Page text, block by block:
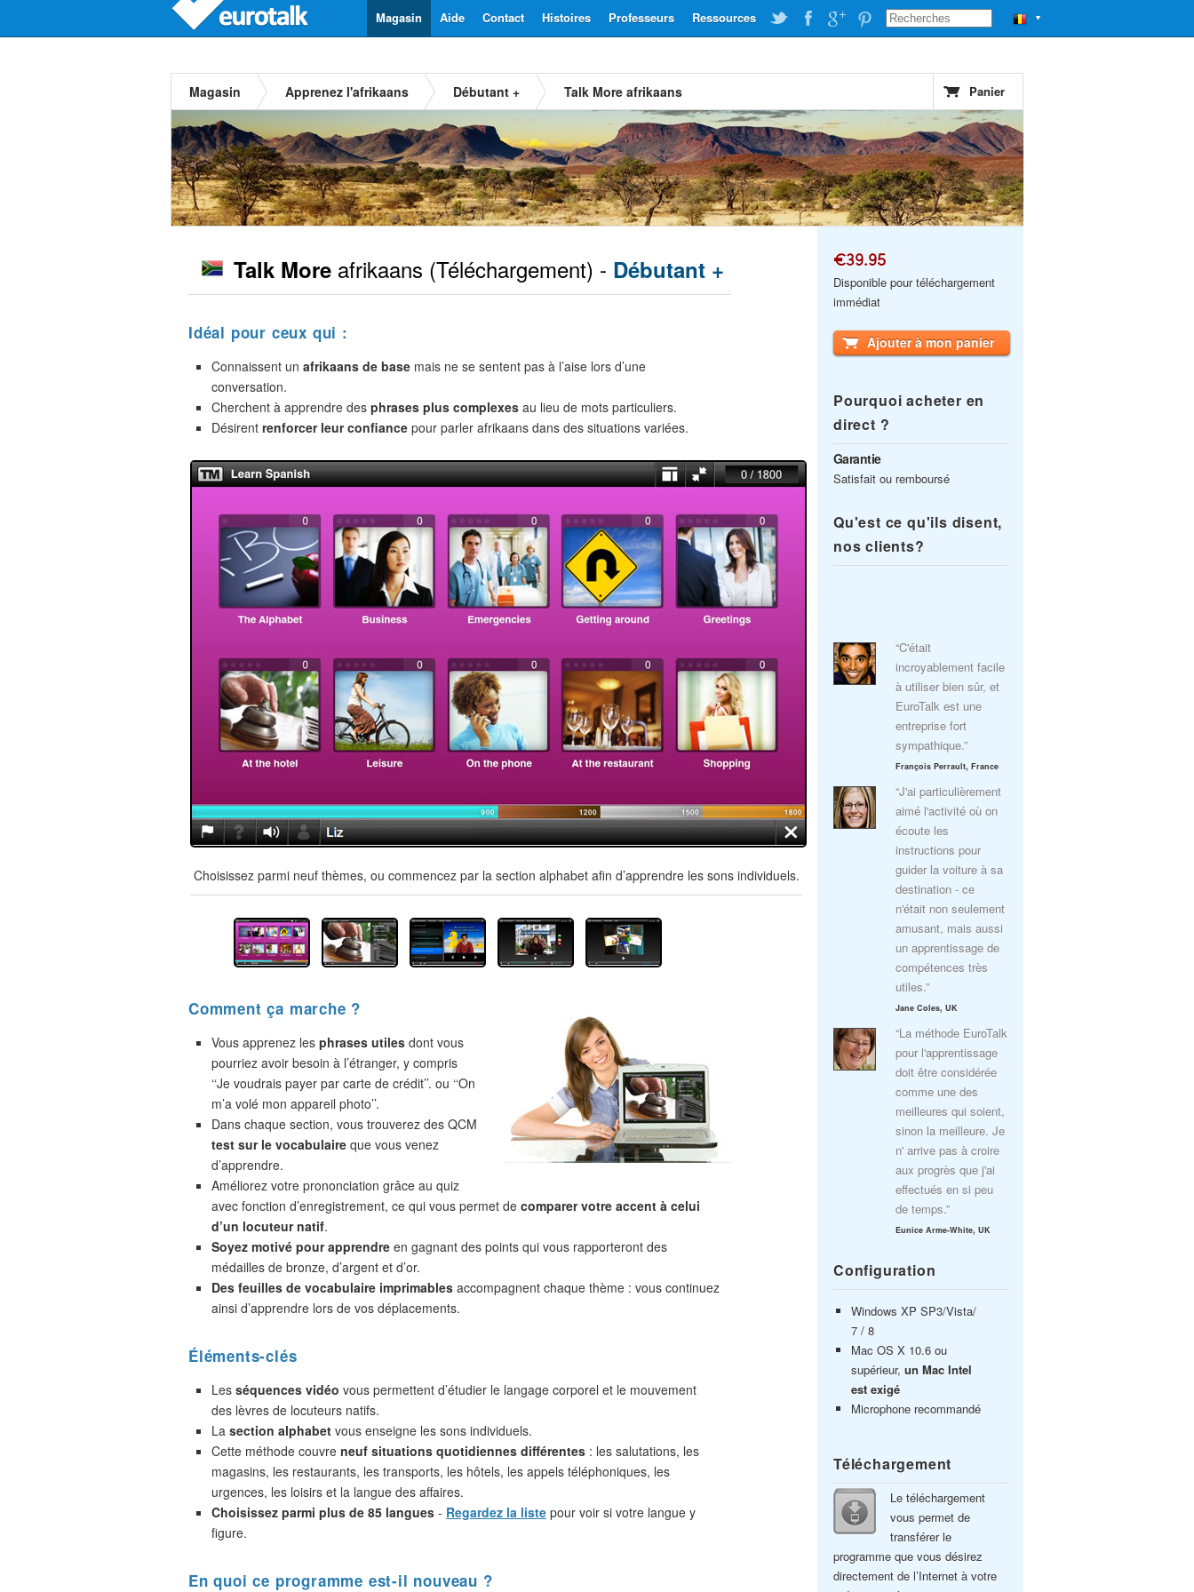
▼
Ressources
Professeurs
Histoires
Contact
Aide
Magasin
Magasin Apprenez l'afrikaans Débutant + Talk More afrikaans Panier
Talk More afrikaans (Téléchargement) - Débutant +
Idéal pour ceux qui :
Connaissent un afrikaans de base mais ne se sentent pas à l’aise lors d’une
conversation.
Cherchent à apprendre des phrases plus complexes au lieu de mots particuliers.
Désirent renforcer leur confiance pour parler afrikaans dans des situations variées.
Choisissez parmi neuf thèmes, ou commencez par la section alphabet afin d’apprendre les sons individuels.
Comment ça marche ?
Vous apprenez les phrases utiles dont vous
pourriez avoir besoin à l’étranger, y compris
‘‘Je voudrais payer par carte de crédit’’. ou ‘‘On
m’a volé mon appareil photo’’.
Dans chaque section, vous trouverez des QCM
test sur le vocabulaire que vous venez
d’apprendre.
Améliorez votre prononciation grâce au quiz
avec fonction d’enregistrement, ce qui vous permet de comparer votre accent à celui
d’un locuteur natif.
Soyez motivé pour apprendre en gagnant des points qui vous rapporteront des
médailles de bronze, d’argent et d’or.
Des feuilles de vocabulaire imprimables accompagnent chaque thème : vous continuez
ainsi d’apprendre lors de vos déplacements.
Éléments-clés
Les séquences vidéo vous permettent d’étudier le langage corporel et le mouvement
des lèvres de locuteurs natifs.
La section alphabet vous enseigne les sons individuels.
Cette méthode couvre neuf situations quotidiennes différentes : les salutations, les
magasins, les restaurants, les transports, les hôtels, les appels téléphoniques, les
urgences, les loisirs et la langue des affaires.
Choisissez parmi plus de 85 langues - Regardez la liste pour voir si votre langue y
figure.
En quoi ce programme est-il nouveau ?
€39.95
Disponible pour téléchargement
immédiat
Ajouter à mon panier
Pourquoi acheter en
direct ?
Garantie
Satisfait ou remboursé
Qu'est ce qu'ils disent,
nos clients?
“C'était
incroyablement facile
à utiliser bien sûr, et
EuroTalk est une
entreprise fort
sympathique.”
François Perrault, France
“J'ai particulièrement
aimé l'activité où on
écoute les
instructions pour
guider la voiture à sa
destination - ce
n'était non seulement
amusant, mais aussi
un apprentissage de
compétences très
utiles.”
Jane Coles, UK
“La méthode EuroTalk
pour l'apprentissage
doit être considérée
comme une des
meilleures qui soient,
sinon la meilleure. Je
n' arrive pas à croire
aux progrès que j'ai
effectués en si peu
de temps.”
Eunice Arme-White, UK
Configuration
Windows XP SP3/Vista/
7 / 8
Mac OS X 10.6 ou
supérieur, un Mac Intel
est exigé
Microphone recommandé
Téléchargement
Le téléchargement
vous permet de
transférer le
programme que vous désirez
directement de l’Internet à votre